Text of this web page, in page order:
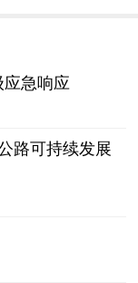
急响应
路可持续发展